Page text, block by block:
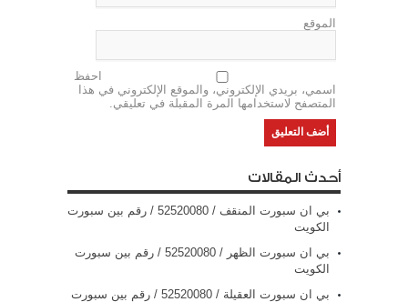
الموقع
احفظ
اسمي، بريدي الإلكتروني، والموقع الإلكتروني في هذا
المتصفح لاستخدامها المرة المقبلة في تعليقي.
أحدث المقالات
بي ان سبورت المنقف / 52520080 / رقم بين سبورت
الكويت
بي ان سبورت الظهر / 52520080 / رقم بين سبورت
الكويت
بي ان سبورت العقيلة / 52520080 / رقم بين سبورت